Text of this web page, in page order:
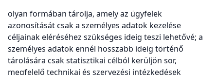
olyan formában tárolja, amely az ügyfelek
azonosítását csak a személyes adatok kezelése
céljainak eléréséhez szükséges ideig teszi lehetővé; a
személyes adatok ennél hosszabb ideig történő
tárolására csak statisztikai célból kerüljön sor,
megfelelő technikai és szervezési intézkedések